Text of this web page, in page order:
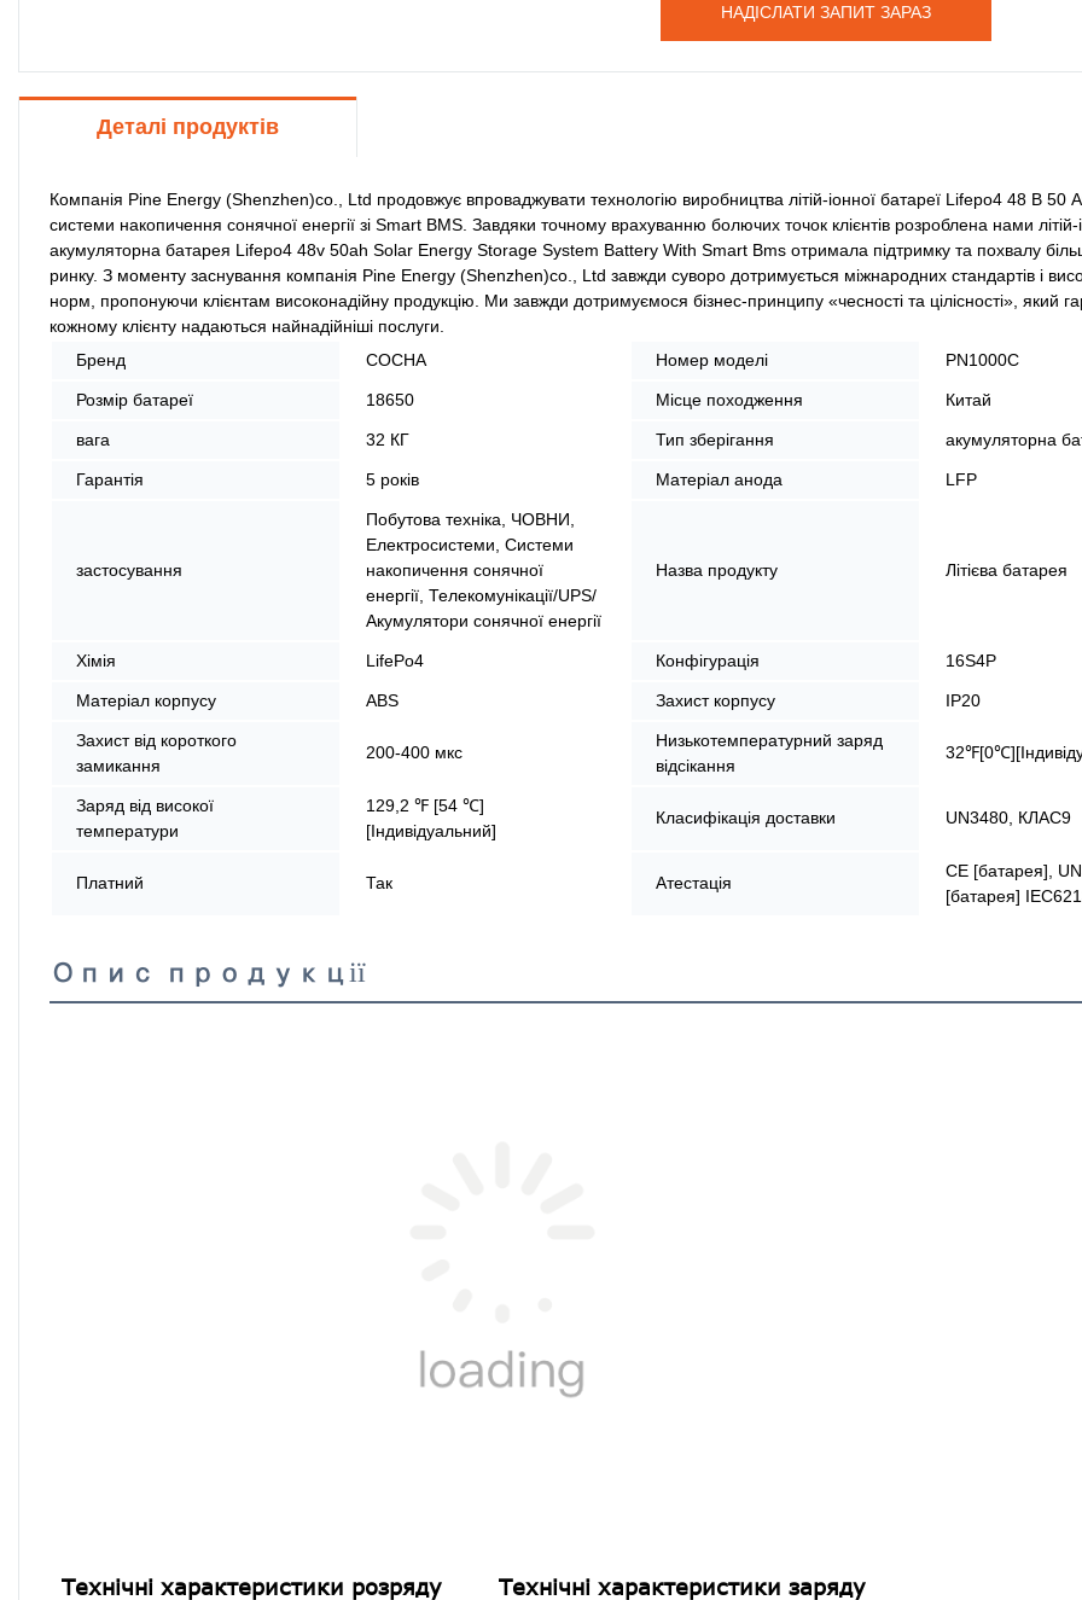
НАДІСЛАТИ ЗАПИТ ЗАРАЗ
Деталі продуктів
Компанія Pine Energy (Shenzhen)co., Ltd продовжує впроваджувати технологію виробництва літій-іонної батареї Lifepo4 48 В 50
системи накопичення сонячної енергії зі Smart BMS. Завдяки точному врахуванню болючих точок клієнтів розроблена нами літій-
акумуляторна батарея Lifepo4 48v 50ah Solar Energy Storage System Battery With Smart Bms отримала підтримку та похвалу
ринку. З моменту заснування компанія Pine Energy (Shenzhen)co., Ltd завжди суворо дотримується міжнародних стандартів і
норм, пропонуючи клієнтам високонадійну продукцію. Ми завжди дотримуємося бізнес-принципу «чесності та цілісності», який
кожному клієнту надаються найнадійніші послуги.
Бренд
СОСНА Номер моделі PN1000C
Розмір батареї 18650 Місце походження Китай
вага 32 КГ Тип зберігання акумуляторна
Гарантія 5 років Матеріал анода LFP
застосування
Побутова техніка, ЧОВНИ,
Електросистеми, Системи
накопичення сонячної
енергії, Телекомунікації/UPS/
Акумулятори сонячної енергії
Назва продукту Літієва батарея
Хімія LifePo4 Конфігурація 16S4P
Матеріал корпусу ABS Захист корпусу IP20
Захист від короткого
замикання
200-400 мкс
Низькотемпературний заряд
відсікання
Заряд від високої
температури
129,2 ℉ [54 ℃]
[Індивідуальний]
Класифікація доставки UN3480, КЛАС9
Платний Так Атестація
CE [батарея],
[батарея]
Опис продукції
Технічні характеристики розряду Технічні характеристики заряду